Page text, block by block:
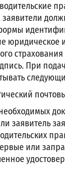
юридическое
страхования
При
заявитель
или